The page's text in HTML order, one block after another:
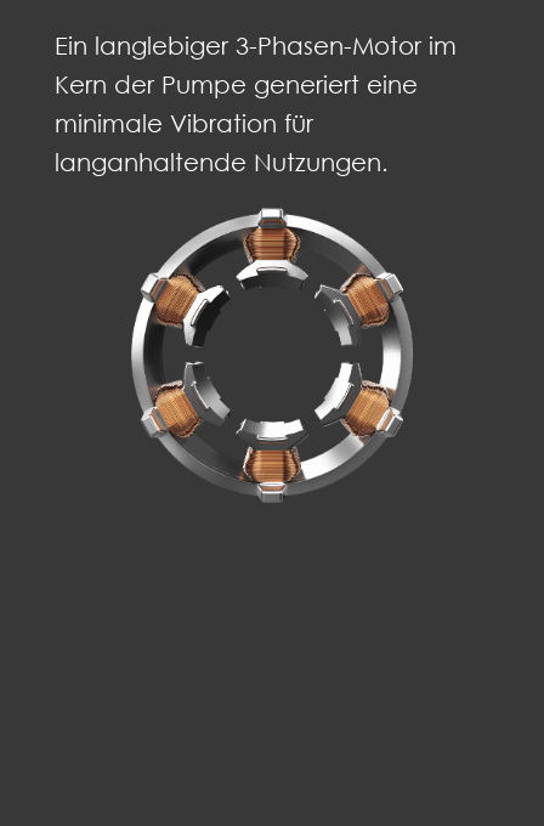
Ein langlebiger 3-Phasen-Motor im
Kern der Pumpe generiert eine
minimale Vibration für
langanhaltende Nutzungen.